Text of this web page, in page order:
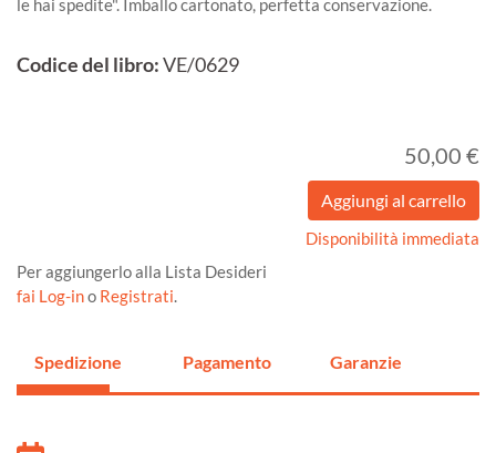
le hai spedite". Imballo cartonato, perfetta conservazione.
Codice del libro:VE/0629
50,00 €
Disponibilità immediata
Per aggiungerlo alla Lista Desideri
fai Log-ino Registrati.
Spedizione Pagamento Garanzie